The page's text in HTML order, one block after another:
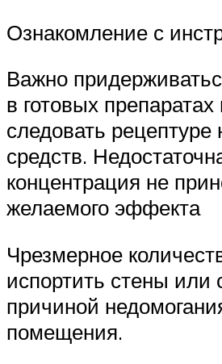
Ознакомление с
Важно
в готовых препаратах
следовать рецептуре
средств.
концентрация не
желаемого эффекта
Чрезмерное
испортить стены или
причиной
помещения.